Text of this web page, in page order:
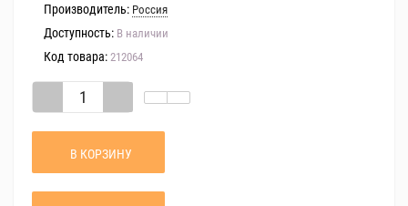
Производитель: Россия
Доступность: В наличии
Код товара: 212064
В КОРЗИНУ